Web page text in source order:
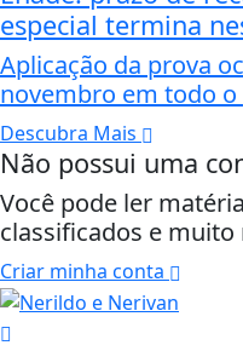
especial termina
Aplicação da prova
novembro em todo o
Descubra Mais
Não possui uma
Você pode ler
classificados e muito
Criar minha conta